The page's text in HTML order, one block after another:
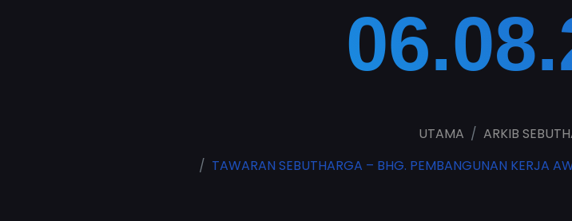
UTAMA
ARKIB
TAWARAN SEBUTHARGA – BHG. PEMBANGUNAN KERJA